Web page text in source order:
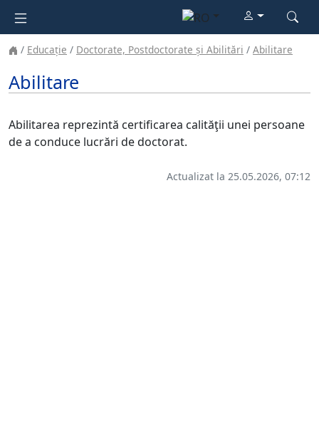
Educație Doctorate, Postdoctorate și Abilitări Abilitare
Abilitare
Abilitarea reprezintă certificarea calităţii unei persoane
de a conduce lucrări de doctorat.
Actualizat la 25.05.2026, 07:12